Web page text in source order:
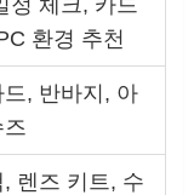
환경 추천
드, 반바지, 아
, 렌즈 키트, 수